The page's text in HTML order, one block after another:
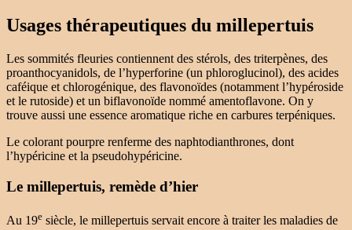
Usages thérapeutiques du millepertuis
Les sommités fleuries contiennent des stérols, des triterpènes, des
proanthocyanidols, de l’hyperforine (un phloroglucinol), des acides
caféique et chlorogénique, des flavonoïdes (notamment l’hypéroside
et le rutoside) et un biflavonoïde nommé amentoflavone. On y
trouve aussi une essence aromatique riche en carbures terpéniques.
Le colorant pourpre renferme des naphtodianthrones, dont
l’hypéricine et la pseudohypéricine.
Le millepertuis, remède d’hier
Au 19e siècle, le millepertuis servait encore à traiter les maladies de